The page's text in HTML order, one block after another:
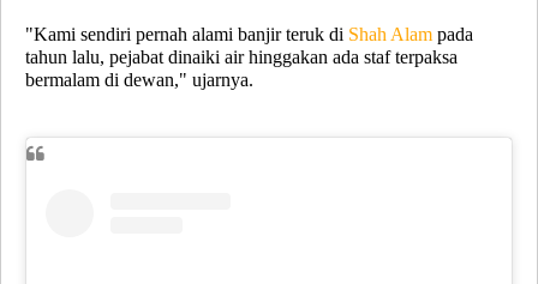
"Kami sendiri pernah alami banjir teruk di Shah Alam pada
tahun lalu, pejabat dinaiki air hinggakan ada staf terpaksa
bermalam di dewan," ujarnya.